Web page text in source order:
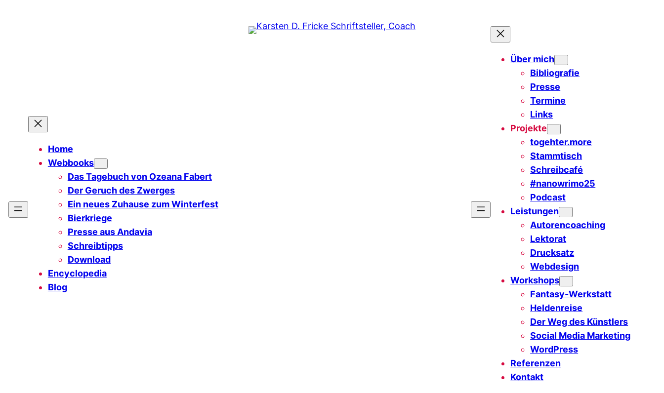
Home
Webbooks
Das Tagebuch von Ozeana Fabert
Der Geruch des Zwerges
Ein neues Zuhause zum Winterfest
Bierkriege
Presse aus Andavia
Schreibtipps
Download
Encyclopedia
Blog
Über mich
Bibliografie
Presse
Termine
Links
Projekte
togehter.more
Stammtisch
Schreibcafé
#nanowrimo25
Podcast
Leistungen
Autorencoaching
Lektorat
Drucksatz
Webdesign
Workshops
Fantasy-Werkstatt
Heldenreise
Der Weg des Künstlers
Social Media Marketing
WordPress
Referenzen
Kontakt